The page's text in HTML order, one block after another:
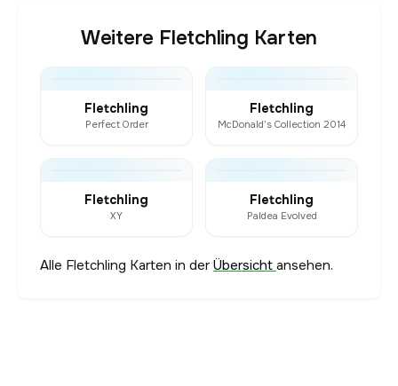
Weitere Fletchling Karten
Fletchling
Perfect Order
Fletchling
McDonald’s Collection 2014
Fletchling
XY
Fletchling
Paldea Evolved
Alle Fletchling Karten in derÜbersicht ansehen.